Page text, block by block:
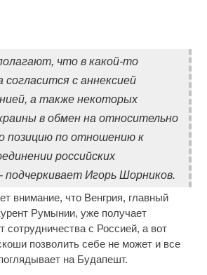
что в какой-то
с аннексией
а также некоторых
в обмен на относительно
позицию по отношению к
российских
Игорь Шорников.
внимание, что Венгрия, главный
Румынии, уже получает
с Россией, а вот
позволить себе не может и все
на Будапешт.